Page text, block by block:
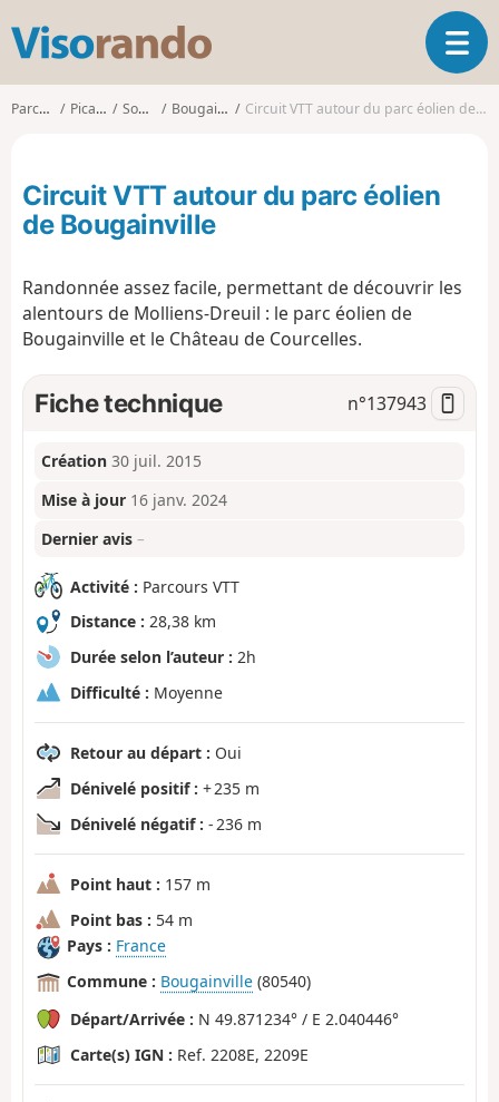
s
o
d
o
O
u
v
t
o
Parcours Picardie Somme Bougainville Circuit VTT autour du parc éolien de Bougainville
Circuit VTT autour du parc éolien
de Bougainville
Randonnée assez facile, permettant de découvrir les
alentours de Molliens-Dreuil : le parc éolien de
Bougainville et le Château de Courcelles.
Fiche technique n°137943
Création 30 juil. 2015
Mise à jour 16 janv. 2024
Dernier avis –
Activité : Parcours VTT
Distance : 28,38 km
Durée selon l’auteur : 2h
Difficulté : Moyenne
Retour au départ : Oui
Dénivelé positif : + 235 m
Dénivelé négatif : - 236 m
Point haut : 157 m
Point bas : 54 m
Pays : France
Commune : Bougainville (80540)
Départ/Arrivée : N 49.871234° / E 2.040446°
Carte(s) IGN : Ref. 2208E, 2209E